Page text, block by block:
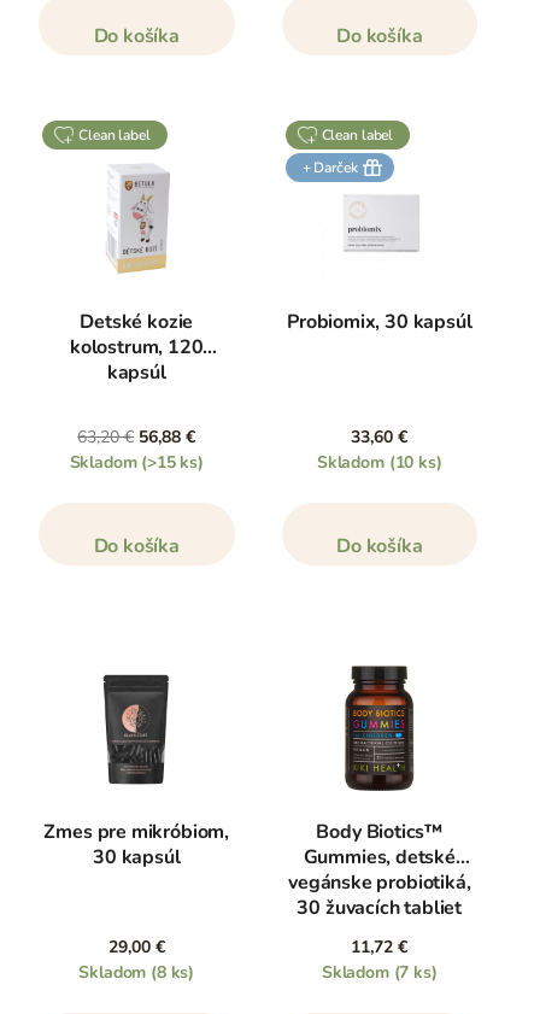
Do košíka Do košíka
clean label
Detské kozie
kolostrum, 120
kapsúl
63,20 € 56,88 €
Skladom (>15 ks)
Do košíka
clean label
+ Darček
Probiomix, 30 kapsúl
33,60 €
Skladom (10 ks)
Do košíka
Zmes pre mikróbiom,
30 kapsúl
29,00 €
Skladom (8 ks)
Body Biotics™
Gummies, detské
vegánske probiotiká,
30 žuvacích tabliet
11,72 €
Skladom (7 ks)